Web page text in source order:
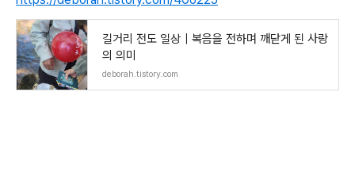
길거리 전도 일상｜복음을 전하며 깨닫게 된 사랑
의 의미
deborah.tistory.com